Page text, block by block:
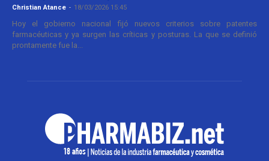
Christian Atance - 18/03/2026 15:45
Hoy el gobierno nacional fijó nuevos criterios sobre patentes
farmacéuticas y ya surgen las críticas y posturas. La que se definió
prontamente fue la...